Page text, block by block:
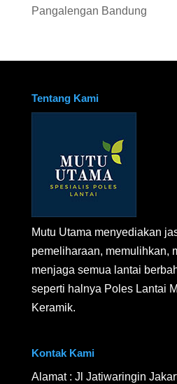
Pangalengan Bandung
Tentang Kami
Mutu Utama menyediakan
pemeliharaan, memulihkan,
menjaga semua lantai
seperti halnya Poles Lantai
Keramik.
Kontak Kami
Alamat : Jl Jatiwaringin